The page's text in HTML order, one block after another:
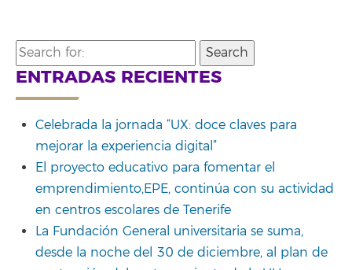
Search
for:
ENTRADAS RECIENTES
Celebrada la jornada “UX: doce claves para
mejorar la experiencia digital”
El proyecto educativo para fomentar el
emprendimiento,EPE, continúa con su actividad
en centros escolares de Tenerife
La Fundación General universitaria se suma,
desde la noche del 30 de diciembre, al plan de